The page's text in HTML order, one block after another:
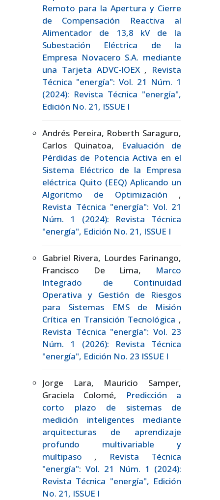
Remoto para la Apertura y Cierre
de Compensación Reactiva al
Alimentador de 13,8 kV de la
Subestación Eléctrica de la
Empresa Novacero S.A. mediante
una Tarjeta ADVC-IOEX , Revista
Técnica "energía": Vol. 21 Núm. 1
(2024): Revista Técnica "energía",
Edición No. 21, ISSUE I
Andrés Pereira, Roberth Saraguro,
Carlos Quinatoa,
Evaluación de
Pérdidas de Potencia Activa en el
Sistema Eléctrico de la Empresa
eléctrica Quito (EEQ) Aplicando un
Algoritmo de Optimización ,
Revista Técnica "energía": Vol. 21
Núm. 1 (2024): Revista Técnica
"energía", Edición No. 21, ISSUE I
Gabriel Rivera, Lourdes Farinango,
Francisco De Lima, Marco
Integrado de Continuidad
Operativa y Gestión de Riesgos
para Sistemas EMS de Misión
Crítica en Transición Tecnológica ,
Revista Técnica "energía": Vol. 23
Núm. 1 (2026): Revista Técnica
"energía", Edición No. 23 ISSUE I
Jorge Lara, Mauricio Samper,
Graciela Colomé,
Predicción a
corto plazo de sistemas de
medición inteligentes mediante
arquitecturas de aprendizaje
profundo multivariable y
multipaso ,
Revista Técnica
"energía": Vol. 21 Núm. 1 (2024):
Revista Técnica "energía", Edición
No. 21, ISSUE I